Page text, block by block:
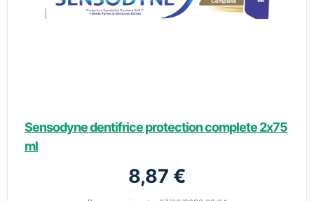
Sensodyne dentifrice protection complete 2x75
ml
8,87 €